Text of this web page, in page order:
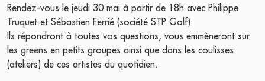
Rendez-vous le jeudi 30 mai à partir de 18h avec Philippe
Truquet et Sébastien Ferrié (société STP Golf).
Ils répondront à toutes vos questions, vous emmèneront sur
les greens en petits groupes ainsi que dans les coulisses
(ateliers) de ces artistes du quotidien.